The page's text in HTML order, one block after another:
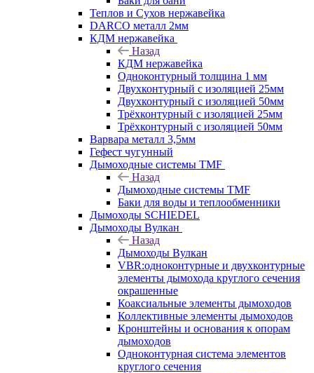
Теплов и Сухов нержавейка
DARCO металл 2мм
КДМ нержавейка
Назад
КДМ нержавейка
Одноконтурный толщина 1 мм
Двухконтурный с изоляцией 25мм
Двухконтурный с изоляцией 50мм
Трёхконтурный с изоляцией 25мм
Трёхконтурный с изоляцией 50мм
Варвара металл 3,5мм
Гефест чугунный
Дымоходные системы TMF
Назад
Дымоходные системы TMF
Баки для воды и теплообменники
Дымоходы SCHIEDEL
Дымоходы Вулкан
Назад
Дымоходы Вулкан
VBR:одноконтурные и двухконтурные
элементы дымохода круглого сечения
окрашенные
Коаксиальные элементы дымоходов
Коллективные элементы дымоходов
Кронштейны и основания к опорам
дымоходов
Одноконтурная система элементов
круглого сечения